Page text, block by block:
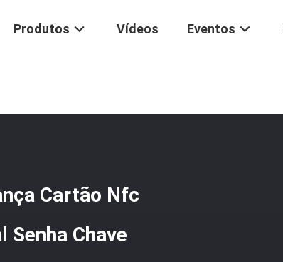
Produtos Vídeos Eventos
Cartão Nfc
Chave